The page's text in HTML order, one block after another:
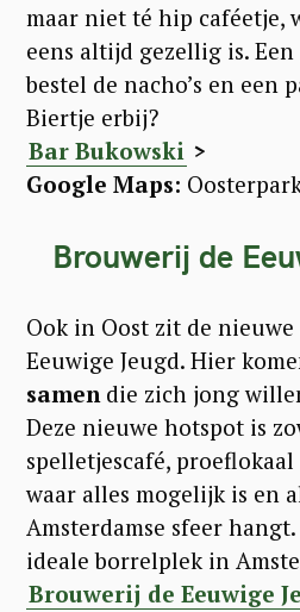
maar niet té hip caféetje,
eens altijd gezellig is.
bestel de nacho’s en een
Biertje erbij?
Bar Bukowski >
Google Maps:
Brouwerij de
Ook in Oost zit de
Eeuwige Jeugd. Hier
samen die zich jong
Deze nieuwe hotspot is
spelletjescafé,
waar alles mogelijk is en
Amsterdamse sfeer
ideale borrelplek in
Brouwerij de Eeuwige